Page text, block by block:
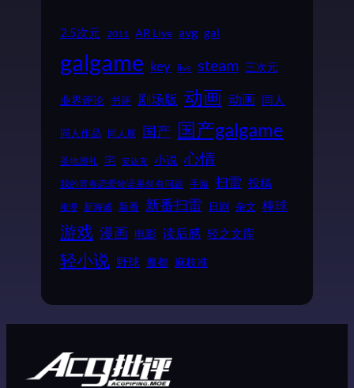
2.5次元 2011 AR Live avg gal
galgame key live steam 三次元
业界评论 书评 剧场版 动画 动画 同人
同人作品 同人展 国产 国产galgame
圣地巡礼 宅 安达充 小说 心情
我的青春恋爱物语果然有问题 手游 扫雷 投稿
推理 新海诚 新番 新番扫雷 日剧 杂文 棒球
游戏 漫画 电影 读后感 轻之文库
轻小说 野球 魔都 麻枝准